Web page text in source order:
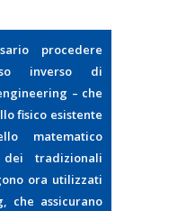
procedere
inverso di
– che
fisico esistente
matematico
tradizionali
ora utilizzati
che assicurano